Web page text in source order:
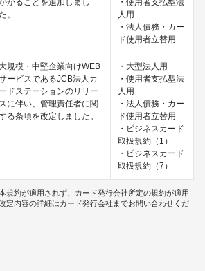
かることを追加しまし
。
・使用者支払型法
人用
・法人債務・カー
ド使用者立替用
大規模・中堅企業向けWEB
ービスであるJCB法人カ
ードステーションのリリー
スに伴い、管理責任者に関
る条項を改定しました。
・大型法人用
・使用者支払型法
人用
・法人債務・カー
ド使用者立替用
・ビジネスカード
取扱規約（1）
・ビジネスカード
取扱規約（7）
規約が適用されず、カード発行会社所定の規約が適用
定内容の詳細はカード発行会社までお問い合わせくだ